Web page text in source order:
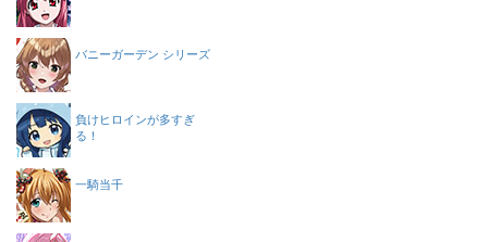
バニーガーデン シリーズ
負けヒロインが多すぎ
る！
一騎当千